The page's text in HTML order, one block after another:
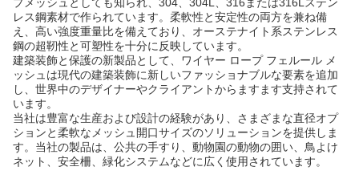
レス鋼素材で作られています。柔軟性と安定性の両方を兼ね備
え、高い強度重量比を備えており、オーステナイト系ステンレス
鋼の超靭性と可塑性を十分に反映しています。
建築装飾と保護の新製品として、ワイヤー ロープ フェルール メ
ッシュは現代の建築装飾に新しいファッショナブルな要素を追加
し、世界中のデザイナーやクライアントからますます支持されて
います。
当社は豊富な生産および設計の経験があり、さまざまな直径オプ
ションと柔軟なメッシュ開口サイズのソリューションを提供しま
す。当社の製品は、公共の手すり、動物園の動物の囲い、鳥よけ
ネット、安全柵、緑化システムなどに広く使用されています。